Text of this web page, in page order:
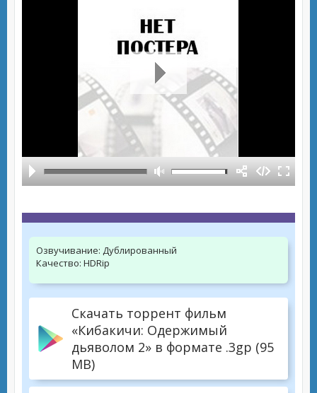
Озвучивание: Дублированный
Качество: HDRip
Скачать торрент фильм
«Кибакичи: Одержимый
дьяволом 2» в формате .3gp (95
MB)